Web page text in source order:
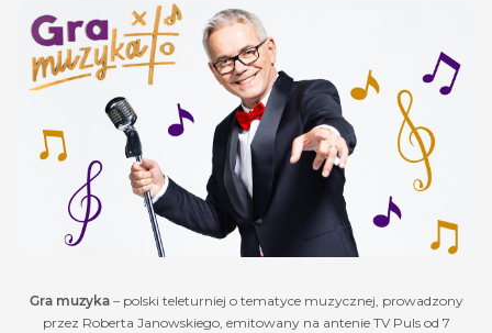
Gra muzyka– polski teleturniej o tematyce muzycznej, prowadzony
przez Roberta Janowskiego, emitowany na antenie TV Puls od 7